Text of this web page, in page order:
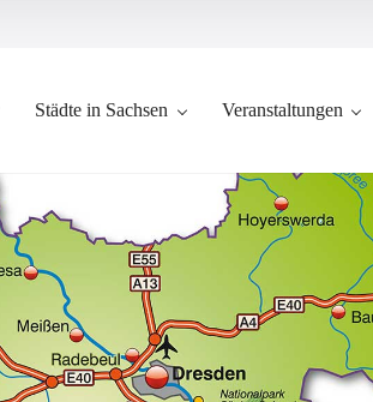
Städte in Sachsen Veranstaltungen